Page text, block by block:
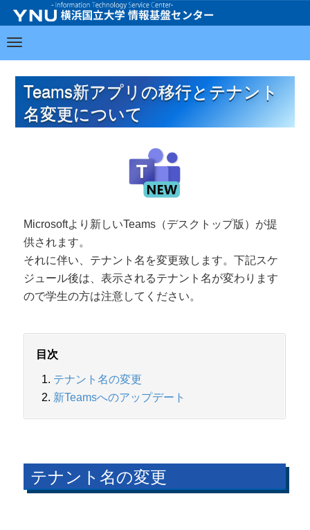
Teams新アプリの移行とテナント
名変更について
Microsoftより新しいTeams（デスクトップ版）が提
供されます。
それに伴い、テナント名を変更致します。下記スケ
ジュール後は、表示されるテナント名が変わります
ので学生の方は注意してください。
目次
テナント名の変更
新Teamsへのアップデート
テナント名の変更